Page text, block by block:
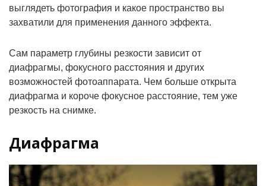
выглядеть фотография и какое пространство вы
захватили для применения данного эффекта.
Сам параметр глубины резкости зависит от
диафрагмы, фокусного расстояния и других
возможностей фотоаппарата. Чем больше открыта
диафрагма и короче фокусное расстояние, тем уже
резкость на снимке.
Диафрагма